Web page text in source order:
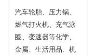
汽车轮胎、压力锅、
燃气打火机、充气泳
圈、变速器等化学、
金属、生活用品、机